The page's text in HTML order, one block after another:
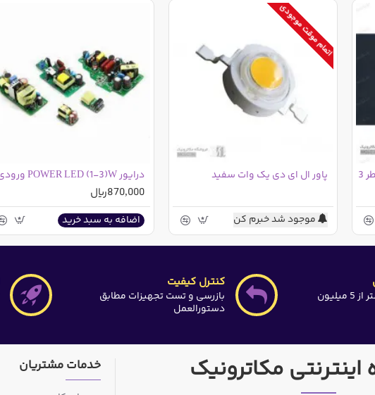
اتمام موقت موجودی
پاور ال ای دی یک وات سفید
موجود شد خبرم کن
870,000ریال
اضافه به سبد خرید
برای سبد خرید بیشتر از 5 میلیون
کنترل کیفیت
بازرسی و تست تجهیزات مطابق
دستورالعمل
مکاترونیک خدمات مشتریان